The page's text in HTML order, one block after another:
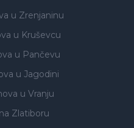
u Zrenjaninu
u Kruševcu
u Pančevu
u Jagodini
u Vranju
Zlatiboru